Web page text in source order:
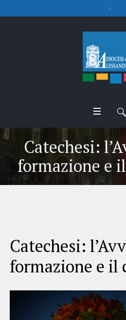
Catechesi:
formazione e
Catechesi:
formazione e il